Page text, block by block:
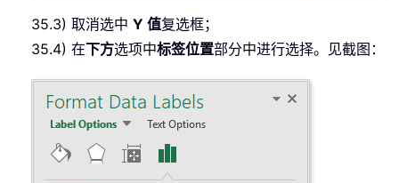
35.3) 取消选中 Y 值复选框；
35.4) 在下方选项中标签位置部分中进行选择。见截图：